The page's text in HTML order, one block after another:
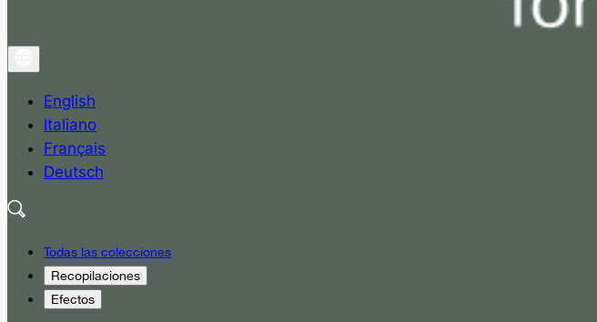
English
Italiano
Français
Deutsch
Todas las colecciones
Recopilaciones
Efectos